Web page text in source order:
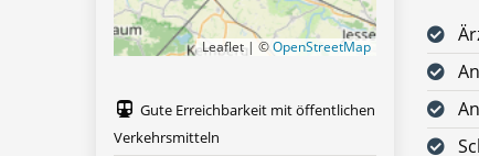
Leaflet | ©OpenStreetMap
Gute Erreichbarkeit mit öffentlichen
Verkehrsmitteln